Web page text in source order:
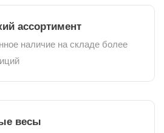
ассортимент
наличие на складе более
весы